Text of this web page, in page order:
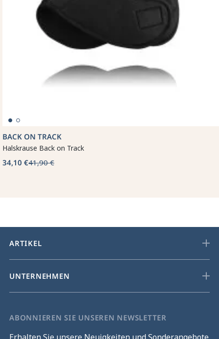
BACK ON TRACK
Halskrause Back on Track
34,10 €41,90 €
ARTIKEL
UNTERNEHMEN
ABONNIEREN SIE UNSEREN NEWSLETTER
Erhalten Sie unsere Neuigkeiten und Sonderangebote